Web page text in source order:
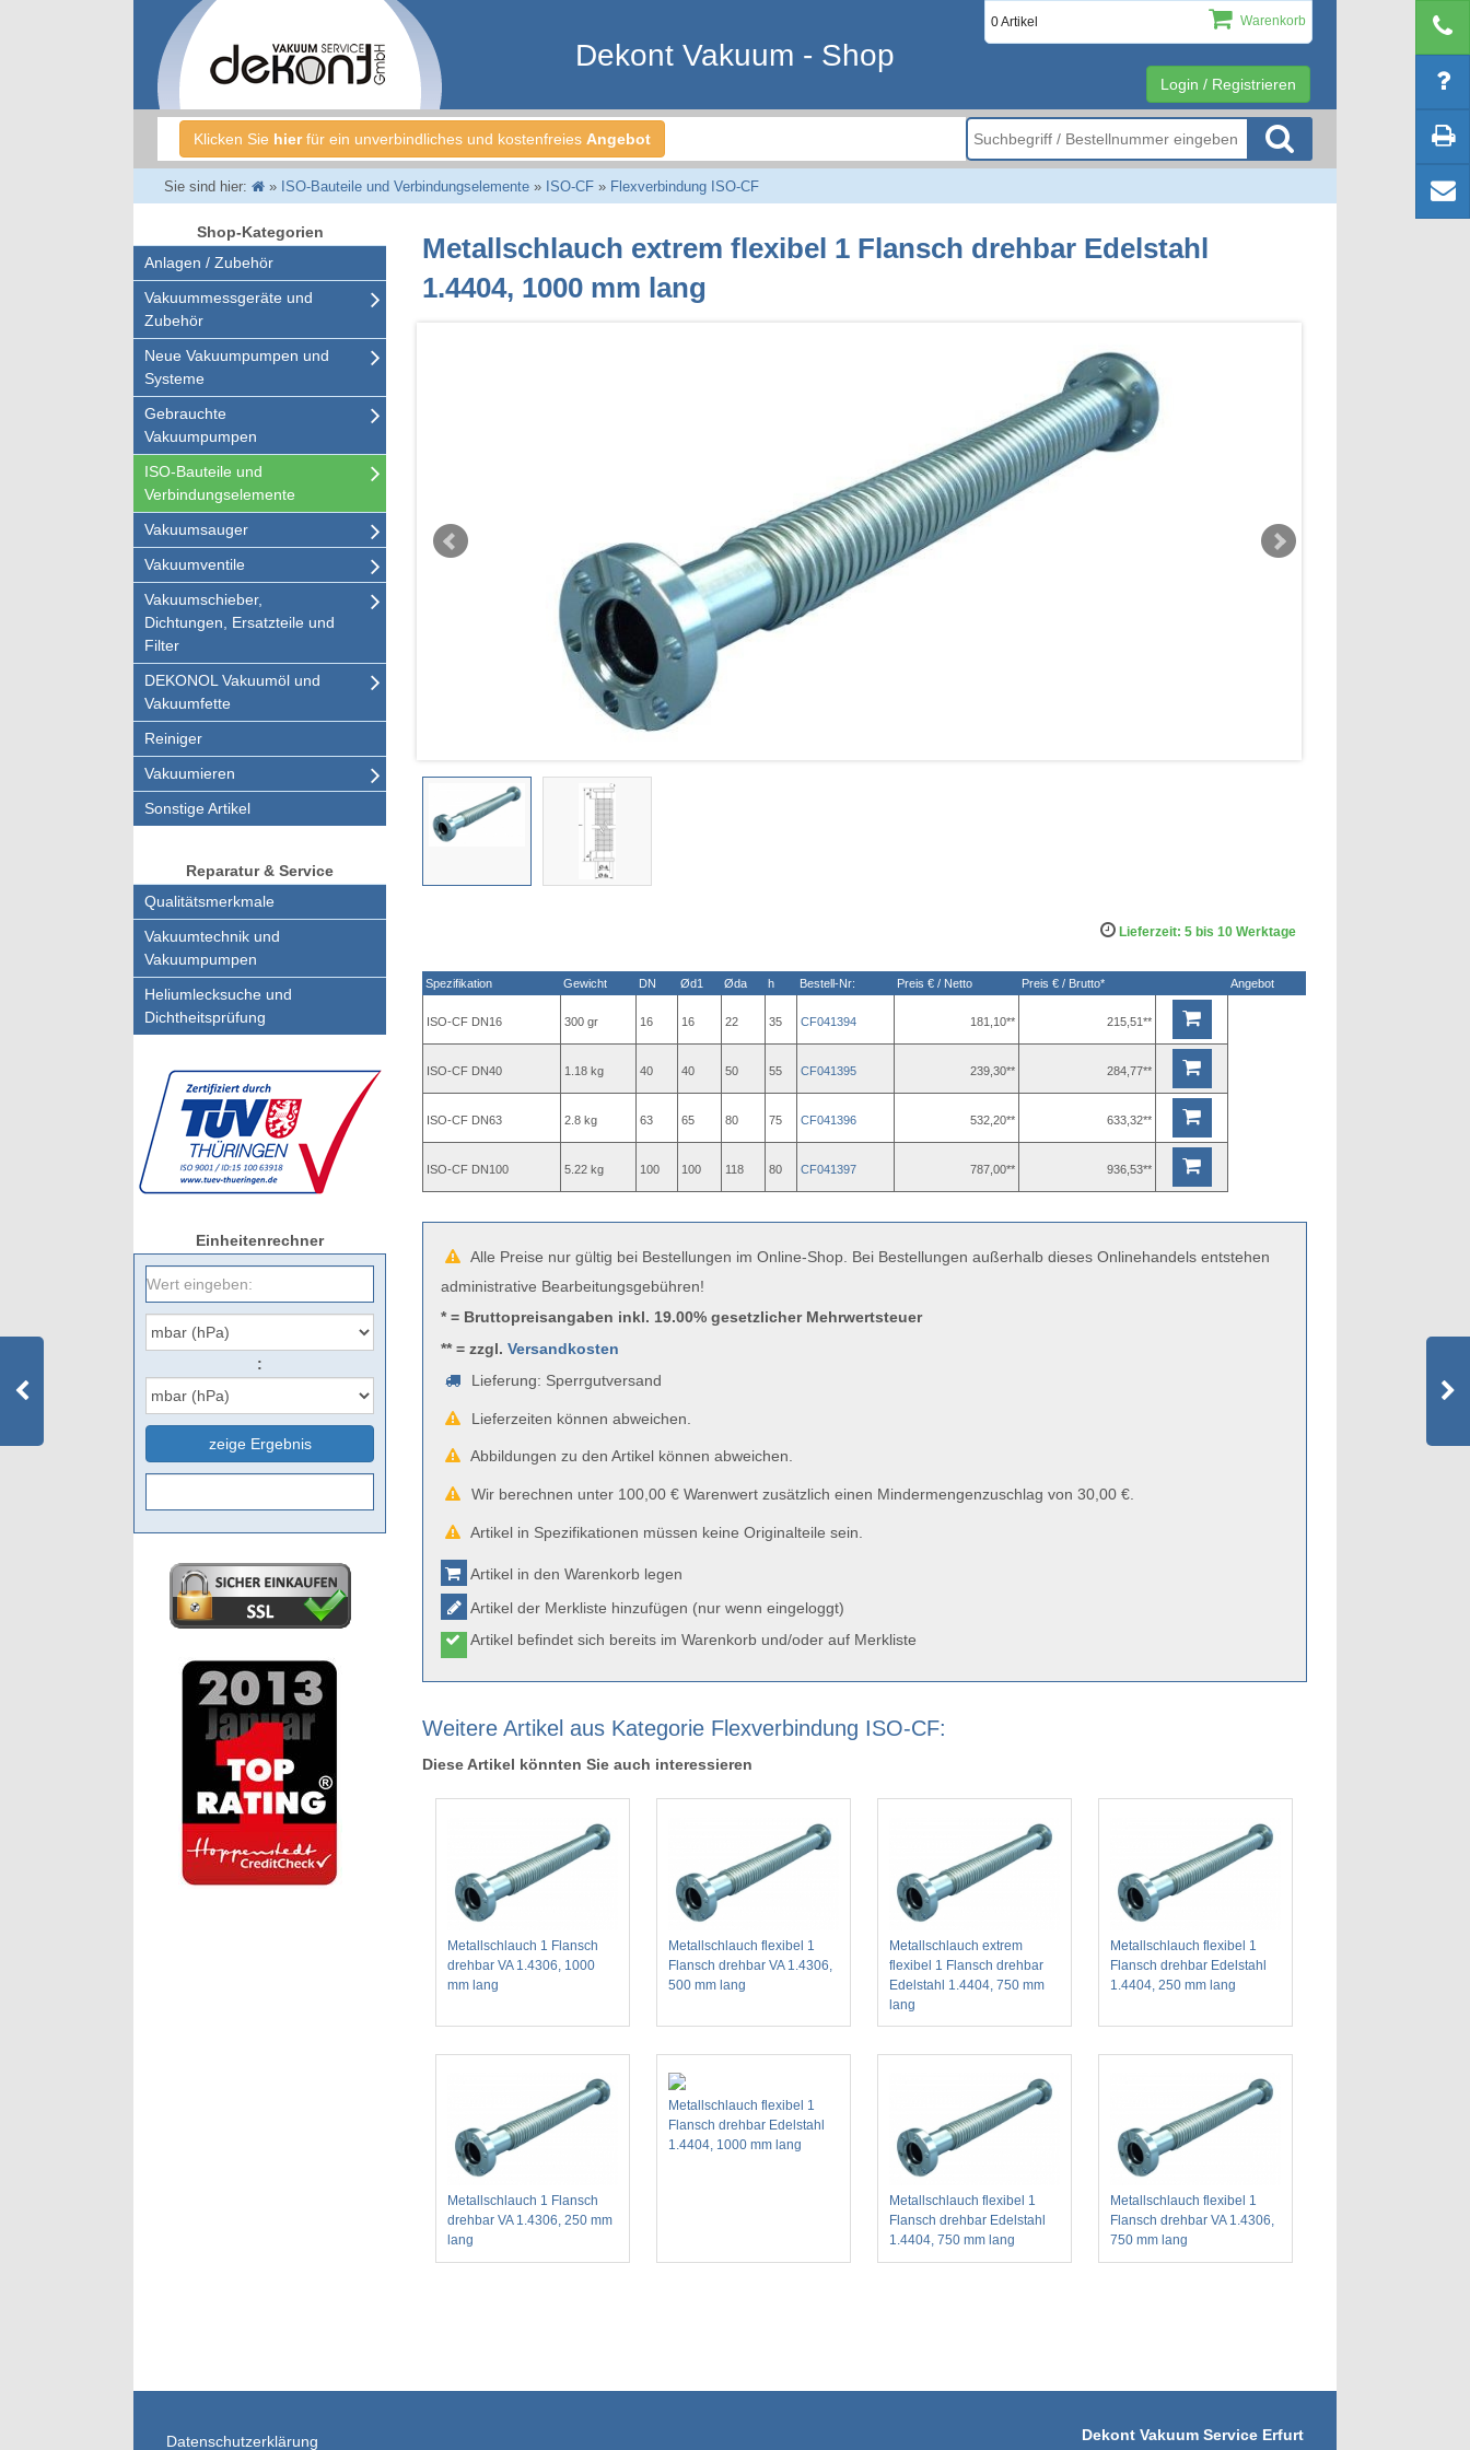
Login / Registrieren
0 Artikel Warenkorb
Dekont Vakuum - Shop
Klicken Sie hierfür ein unverbindliches und kostenfreies Angebot
Sie sind hier: » ISO-Bauteile und Verbindungselemente» ISO-CF» Flexverbindung ISO-CF
Shop-Kategorien
Anlagen / Zubehör
Vakuummessgeräte und
Zubehör
Neue Vakuumpumpen und
Systeme
Gebrauchte
Vakuumpumpen
ISO-Bauteile und
Verbindungselemente
Vakuumsauger
Vakuumventile
Vakuumschieber,
Dichtungen, Ersatzteile und
Filter
DEKONOL Vakuumöl und
Vakuumfette
Reiniger
Vakuumieren
Sonstige Artikel
Reparatur & Service
Qualitätsmerkmale
Vakuumtechnik und
Vakuumpumpen
Heliumlecksuche und
Dichtheitsprüfung
Einheitenrechner
:
zeige Ergebnis
Metallschlauch extrem flexibel 1 Flansch drehbar Edelstahl
1.4404, 1000 mm lang
Lieferzeit: 5 bis 10 Werktage
Spezifikation Gewicht DN Ød1 Øda h Bestell-Nr: Preis € / Netto Preis € / Brutto* Angebot
ISO-CF DN16 300 gr 16 16 22 35 CF041394 181,10** 215,51**
ISO-CF DN40 1.18 kg 40 40 50 55 CF041395 239,30** 284,77**
ISO-CF DN63 2.8 kg 63 65 80 75 CF041396 532,20** 633,32**
ISO-CF DN100 5.22 kg 100 100 118 80 CF041397 787,00** 936,53**
Alle Preise nur gültig bei Bestellungen im Online-Shop. Bei Bestellungen außerhalb dieses Onlinehandels entstehen
administrative Bearbeitungsgebühren!
* = Bruttopreisangaben inkl. 19.00% gesetzlicher Mehrwertsteuer
** = zzgl.Versandkosten
Lieferung: Sperrgutversand
Lieferzeiten können abweichen.
Abbildungen zu den Artikel können abweichen.
Wir berechnen unter 100,00 € Warenwert zusätzlich einen Mindermengenzuschlag von 30,00 €.
Artikel in Spezifikationen müssen keine Originalteile sein.
Artikel in den Warenkorb legen
Artikel der Merkliste hinzufügen (nur wenn eingeloggt)
Artikel befindet sich bereits im Warenkorb und/oder auf Merkliste
Weitere Artikel aus Kategorie Flexverbindung ISO-CF:
Diese Artikel könnten Sie auch interessieren
Metallschlauch 1 Flansch
drehbar VA 1.4306, 1000
mm lang
Metallschlauch flexibel 1
Flansch drehbar VA 1.4306,
500 mm lang
Metallschlauch extrem
flexibel 1 Flansch drehbar
Edelstahl 1.4404, 750 mm
lang
Metallschlauch flexibel 1
Flansch drehbar Edelstahl
1.4404, 250 mm lang
Metallschlauch 1 Flansch
drehbar VA 1.4306, 250 mm
lang
Metallschlauch flexibel 1
Flansch drehbar Edelstahl
1.4404, 1000 mm lang
Metallschlauch flexibel 1
Flansch drehbar Edelstahl
1.4404, 750 mm lang
Metallschlauch flexibel 1
Flansch drehbar VA 1.4306,
750 mm lang
Datenschutzerklärung
Dekont Vakuum Service Erfurt